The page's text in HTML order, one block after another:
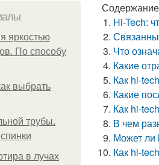
яркостью
По способу
выбрать
трубы.
в лучах
Содержание
Hi-Tech:
Что
Какие
Как hi-
Какие
Как hi-
В чем
Может ли
Как hi-